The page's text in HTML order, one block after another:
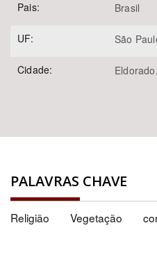
Pais: Brasil
UF: São
Cidade:
PALAVRAS CHAVE
Religião Vegetação